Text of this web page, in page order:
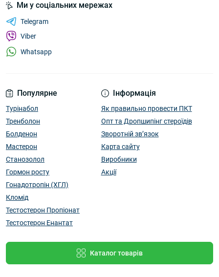
Популярне
Турінабол
Тренболон
Болденон
Мастерон
Станозолол
Гормон росту
Гонадотропін (ХГЛ)
Кломід
Тестостерон Пропіонат
Тестостерон Енантат
Інформація
Як правильно провести ПКТ
Опт та Дропшипінг стероїдів
Зворотній зв’язок
Карта сайту
Виробники
Акції
Каталог товарів
Ми у соціальних мережах
Telegram
Viber
Whatsapp